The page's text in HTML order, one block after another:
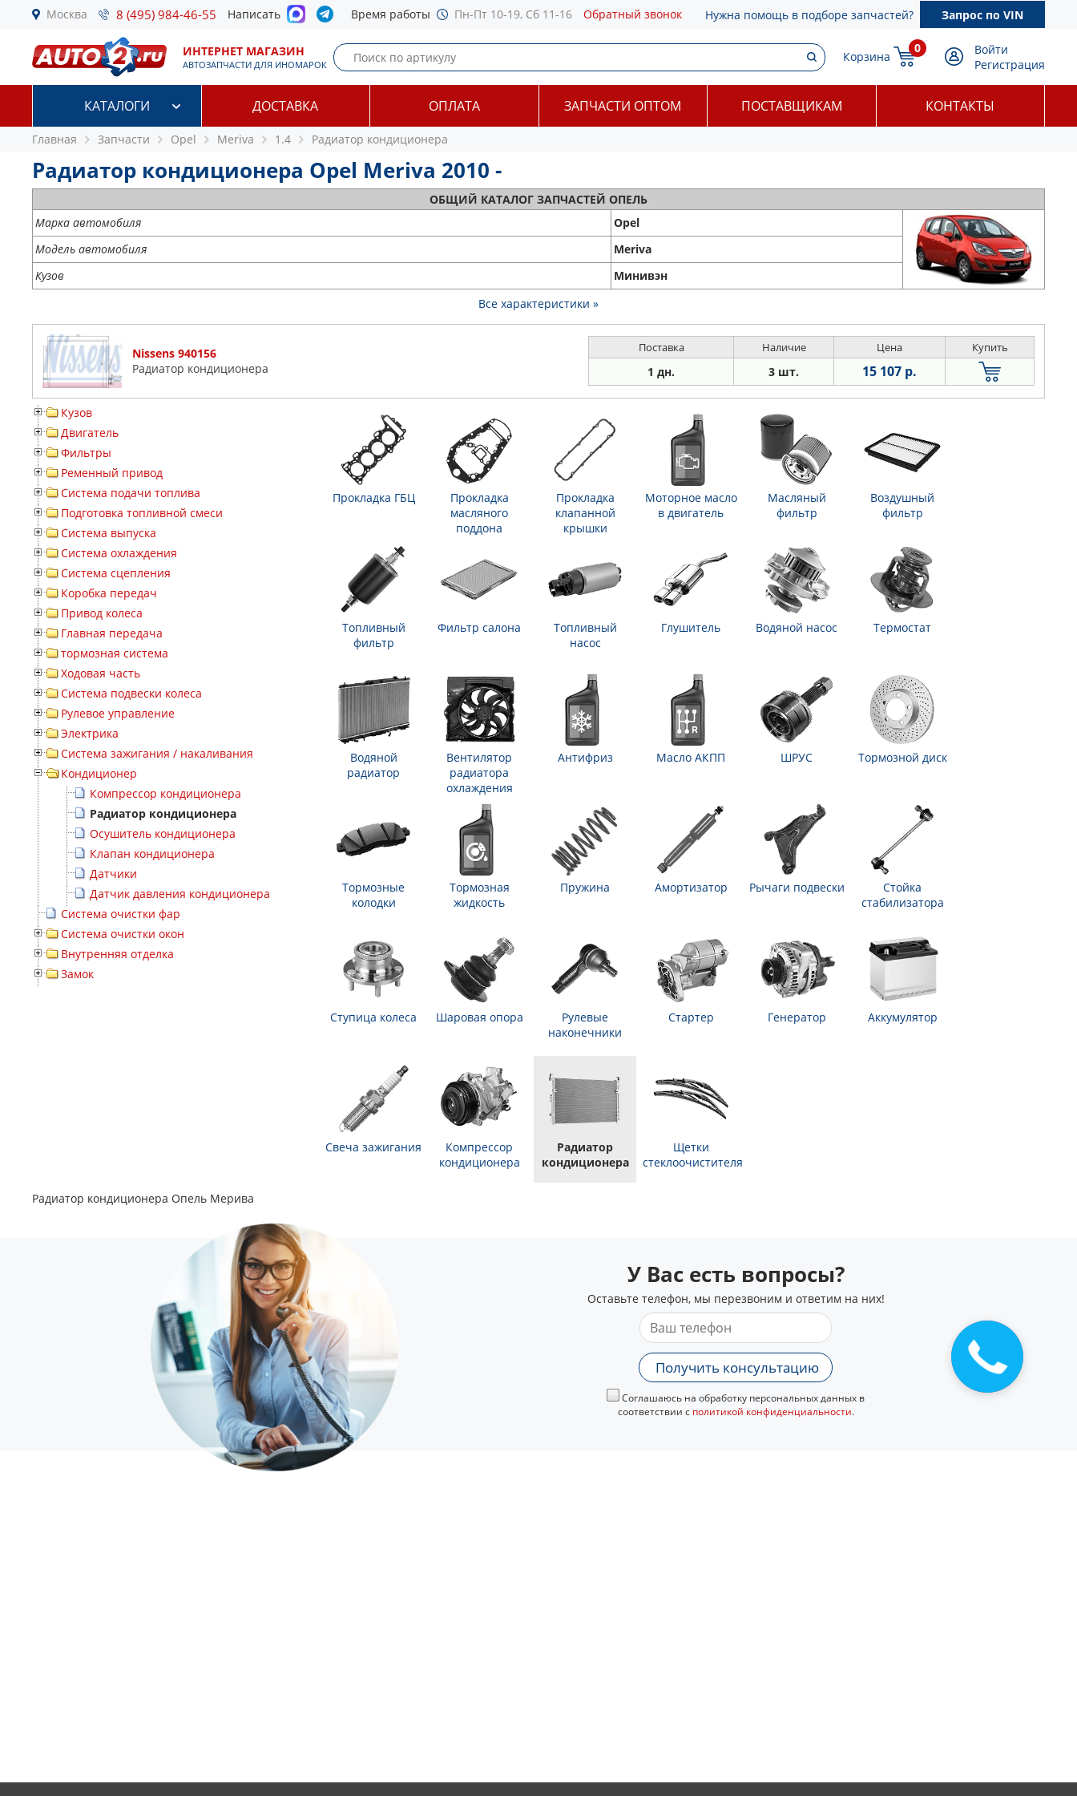
Москва 8 (495) 984-46-55 Написать Время работы Пн-Пт 10-19, Сб 11-16 Обратный звонок Нужна помощь в подборе запчастей? Запрос по VIN
ИНТЕРНЕТ МАГАЗИН
АВТОЗАПЧАСТИ ДЛЯ ИНОМАРОК
Корзина
0
Войти
Регистрация
КАТАЛОГИ ДОСТАВКА ОПЛАТА ЗАПЧАСТИ ОПТОМ ПОСТАВЩИКАМ КОНТАКТЫ
Главная Запчасти Opel Meriva 1.4 Радиатор кондиционера
Радиатор кондиционера Opel Meriva 2010 -
ОБЩИЙ КАТАЛОГ ЗАПЧАСТЕЙ ОПЕЛЬ
Марка автомобиля
Opel
Модель автомобиля
Meriva
Кузов
Минивэн
Все характеристики »
Nissens 940156
Радиатор кондиционера
Поставка Наличие Цена Купить
1 дн. 3 шт. 15 107 р.
Кузов
Двигатель
Фильтры
Ременный привод
Система подачи топлива
Подготовка топливной смеси
Система выпуска
Система охлаждения
Система сцепления
Коробка передач
Привод колеса
Главная передача
тормозная система
Ходовая часть
Система подвески колеса
Рулевое управление
Электрика
Система зажигания / накаливания
Кондиционер
Компрессор кондиционера
Радиатор кондиционера
Осушитель кондиционера
Клапан кондиционера
Датчики
Датчик давления кондиционера
Система очистки фар
Система очистки окон
Внутренняя отделка
Замок
Прокладка ГБЦ
Прокладка
масляного
поддона
Прокладка
клапанной
крышки
Моторное масло
в двигатель
Масляный
фильтр
Воздушный
фильтр
Топливный
фильтр
Фильтр салона
Топливный
насос
Глушитель Водяной насос Термостат
Водяной
радиатор
Вентилятор
радиатора
охлаждения
Антифриз Масло АКПП ШРУС Тормозной диск
Тормозные
колодки
Тормозная
жидкость
Пружина Амортизатор Рычаги подвески
Стойка
стабилизатора
Ступица колеса Шаровая опора
Рулевые
наконечники
Стартер Генератор Аккумулятор
Свеча зажигания
Компрессор
кондиционера
Радиатор
кондиционера
Щетки
стеклоочистителя
Радиатор кондиционера Опель Мерива
У Вас есть вопросы?
Оставьте телефон, мы перезвоним и ответим на них!
Получить консультацию
Соглашаюсь на обработку персональных данных в
соответствии с политикой конфиденциальности.
Закажите
звонок